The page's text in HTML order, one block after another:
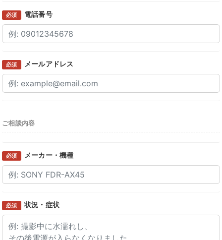
必須 電話番号
必須 メールアドレス
ご相談内容
必須 メーカー・機種
必須 状況・症状